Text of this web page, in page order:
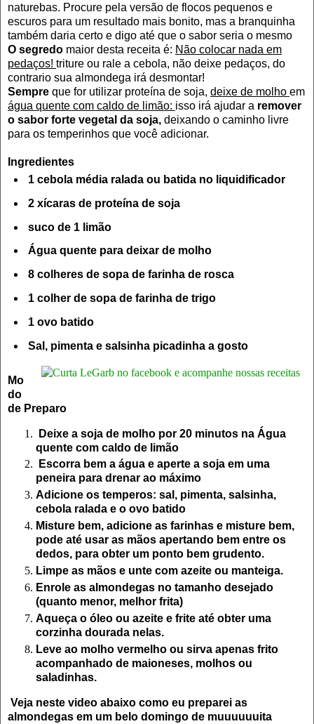
naturebas. Procure pela versão de flocos pequenos e
escuros para um resultado mais bonito, mas a branquinha
também daria certo e digo até que o sabor seria o mesmo
O segredo maior desta receita é: Não colocar nada em
pedaços! triture ou rale a cebola, não deixe pedaços, do
contrario sua almondega irá desmontar!
Sempre que for utilizar proteína de soja, deixe de molho em
água quente com caldo de limão: isso irá ajudar a remover
o sabor forte vegetal da soja, deixando o caminho livre
para os temperinhos que você adicionar.
Ingredientes
1 cebola média ralada ou batida no liquidificador
2 xícaras de proteína de soja
suco de 1 limão
Água quente para deixar de molho
8 colheres de sopa de farinha de rosca
1 colher de sopa de farinha de trigo
1 ovo batido
Sal, pimenta e salsinha picadinha a gosto
Mo
do
de Preparo
Deixe a soja de molho por 20 minutos na Água
quente com caldo de limão
Escorra bem a água e aperte a soja em uma
peneira para drenar ao máximo
Adicione os temperos: sal, pimenta, salsinha,
cebola ralada e o ovo batido
Misture bem, adicione as farinhas e misture bem,
pode até usar as mãos apertando bem entre os
dedos, para obter um ponto bem grudento.
Limpe as mãos e unte com azeite ou manteiga.
Enrole as almondegas no tamanho desejado
(quanto menor, melhor frita)
Aqueça o óleo ou azeite e frite até obter uma
corzinha dourada nelas.
Leve ao molho vermelho ou sirva apenas frito
acompanhado de maioneses, molhos ou
saladinhas.
Veja neste video abaixo como eu preparei as
almondegas em um belo domingo de muuuuuuita